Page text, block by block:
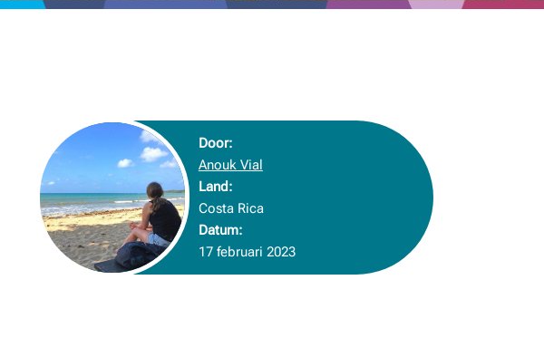
Door:
Anouk Vial
Land:
Costa Rica
Datum:
17 februari 2023